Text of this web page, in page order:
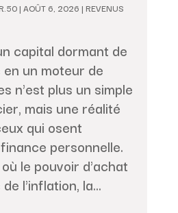
| AOÛT 6, 2026 | REVENUS
capital dormant de
un moteur de
n'est plus un simple
mais une réalité
qui osent
personnelle.
le pouvoir d'achat
l'inflation, la...